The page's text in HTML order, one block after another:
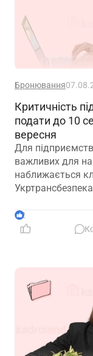
Бронювання
Критичність
подати до 10
вересня
Для
важливих для
наближається
що очікує на
свій статус
2